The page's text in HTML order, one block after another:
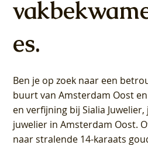
es.
Ben je op zoek naar een
buurt van Amsterdam Oost en
en verfijning bij Sialia Juwelier,
juwelier in Amsterdam Oost.
naar stralende 14-karaats